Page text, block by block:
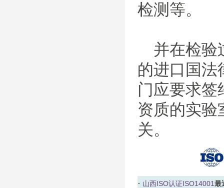
检测等。
并在检验
的进口国法
门应要求签
资质的实验
关。
· 山西ISO认证ISO14001最